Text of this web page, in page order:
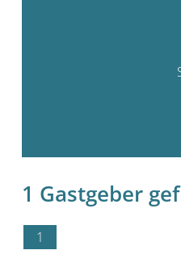
1 Gastgeber
1